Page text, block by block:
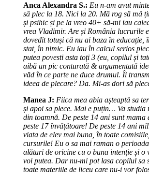
Anca Alexandra S.: Eu n-am avut
să plec la 18. Nici la 20. Mă rog să mă
și psihic și pe la vreo 40+ să-mi iau
vrea Vladimir. Are și România lucrurile
dovedit totuși că nu ai baza în educație,
stat, în nimic. Eu iau în calcul serios
putea povesti asta toți 3 (eu, copilul și
aibă un pic conturată & argumentată
văd în ce parte ne duce drumul. Îi
ideea de plecare? Da. Mi-as dori să
Manea J: Fiica mea abia așteaptă sa
și apoi sa plece. Mai e puțin… Va studia
din toamnă. De peste 14 ani sunt mama
peste 17 învățătoare! De peste 14 ani
viata de elev mai buna, în toate
cursurile! Eu o sa mai raman o
alături de oricine cu o buna intenție și o
voi putea. Dar nu-mi pot lasa copilul sa
toate materiile de liceu care nu-i vor